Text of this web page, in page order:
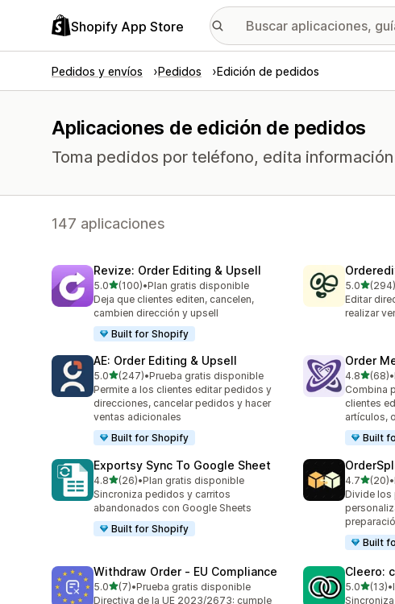
Shopify App Store
Pedidos y envíos Pedidos Edición de pedidos
Aplicaciones de edición de pedidos
Toma pedidos por teléfono, edita
147 aplicaciones
Revize: Order Editing & Upsell
5.0de 5 estrellas
(100)
100 reseñas en total
•Plan gratis disponible
Deja que clientes editen, cancelen,
cambien dirección y upsell
Built for Shopify
5.0de 5(294)
294
Editar
realizar
AE: Order Editing & Upsell
5.0de 5 estrellas
(247)
247 reseñas en total
•Prueba gratis disponible
Permite a los clientes editar pedidos y
direcciones, cancelar pedidos y hacer
ventas adicionales
Built for Shopify
Order
4.8de 5(68)
68 •
Combina
clientes
artículos,
Built
Exportsy Sync To Google Sheet
4.8de 5 estrellas
(26)
26 reseñas en total
•Plan gratis disponible
Sincroniza pedidos y carritos
abandonados con Google Sheets
Built for Shopify
4.7de 5(20)
20 •
Divide los
Built
Withdraw Order ‑ EU Compliance
5.0de 5 estrellas
(7)
7 reseñas en total
•Prueba gratis disponible
Directiva de la UE 2023/2673: cumple
Cleero:
5.0de 5
(13)
13 •